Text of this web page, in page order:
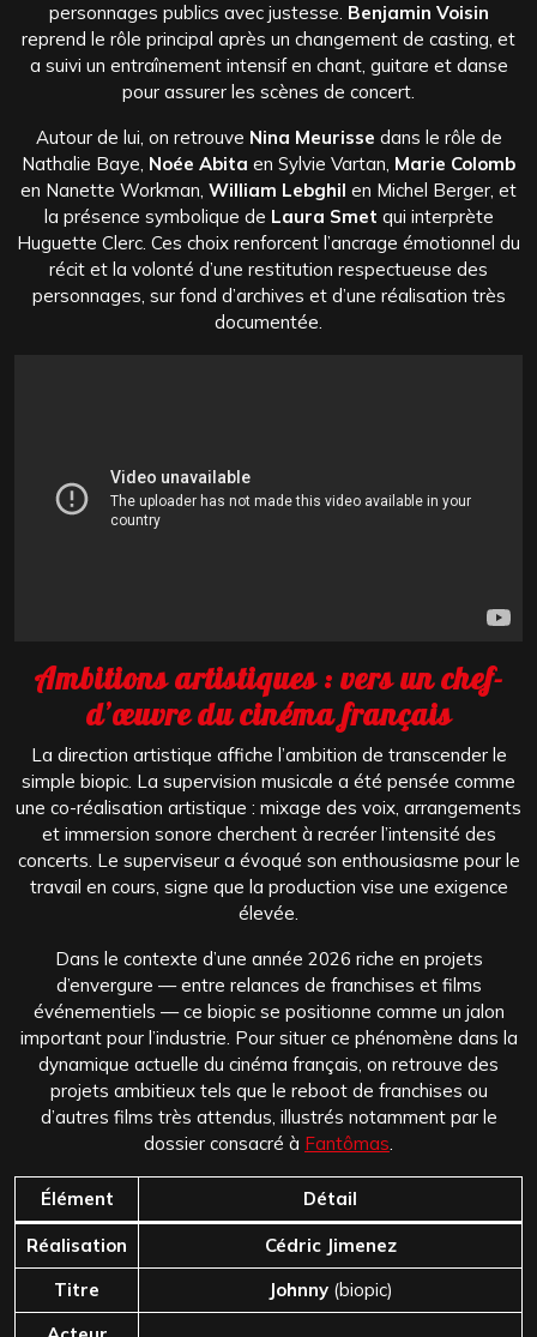
personnages publics avec justesse. Benjamin Voisin
reprend le rôle principal après un changement de casting, et
a suivi un entraînement intensif en chant, guitare et danse
pour assurer les scènes de concert.
Autour de lui, on retrouve Nina Meurisse dans le rôle de
Nathalie Baye, Noée Abita en Sylvie Vartan, Marie Colomb
en Nanette Workman, William Lebghil en Michel Berger, et
la présence symbolique de Laura Smet qui interprète
Huguette Clerc. Ces choix renforcent l’ancrage émotionnel du
récit et la volonté d’une restitution respectueuse des
personnages, sur fond d’archives et d’une réalisation très
documentée.
Ambitions artistiques : vers un chef-
d’œuvre du cinéma français
La direction artistique affiche l’ambition de transcender le
simple biopic. La supervision musicale a été pensée comme
une co-réalisation artistique : mixage des voix, arrangements
et immersion sonore cherchent à recréer l’intensité des
concerts. Le superviseur a évoqué son enthousiasme pour le
travail en cours, signe que la production vise une exigence
élevée.
Dans le contexte d’une année 2026 riche en projets
d’envergure — entre relances de franchises et films
événementiels — ce biopic se positionne comme un jalon
important pour l’industrie. Pour situer ce phénomène dans la
dynamique actuelle du cinéma français, on retrouve des
projets ambitieux tels que le reboot de franchises ou
d’autres films très attendus, illustrés notamment par le
dossier consacré à Fantômas.
Élément Détail
Réalisation
Cédric Jimenez
Titre
Johnny(biopic)